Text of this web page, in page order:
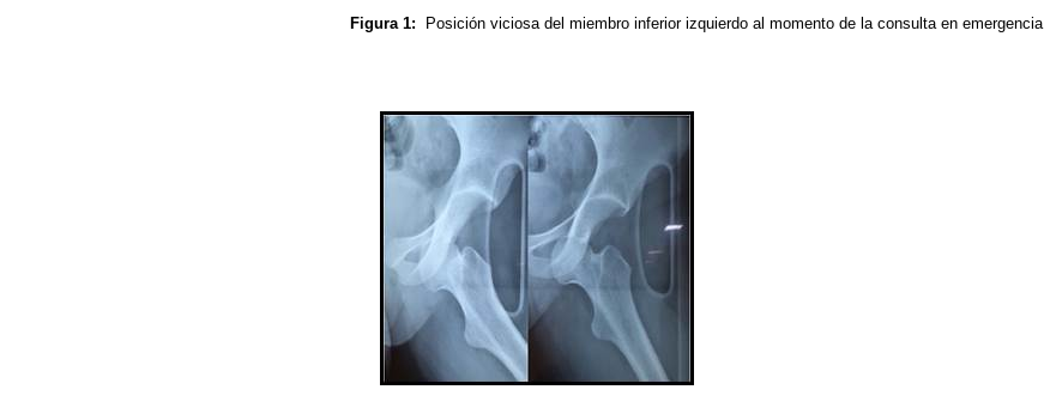
Figura 1: Posición viciosa del miembro inferior izquierdo al momento de la consulta en emergencia